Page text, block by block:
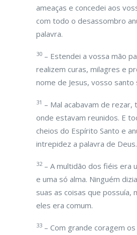
ameaças e concedei aos
com todo o desassombro
palavra.
30 – Estendei a vossa mão
realizem curas, milagres e
nome de Jesus, vosso santo
31 – Mal acabavam de rezar,
onde estavam reunidos. E
cheios do Espírito Santo e
intrepidez a palavra de Deus.
32– A multidão dos fiéis era
e uma só alma. Ninguém
suas as coisas que possuía,
eles era comum.
33 – Com grande coragem